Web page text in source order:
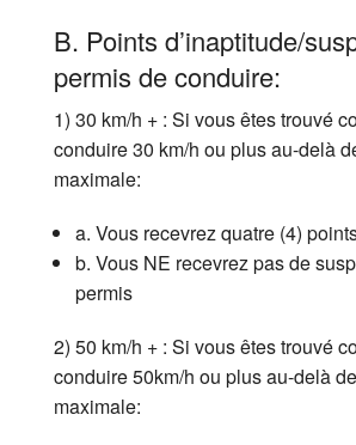
B. Points d’inaptitude/
permis de conduire:
1) 30 km/h + : Si vous êtes trouvé
conduire 30 km/h ou plus au-delà
maximale:
a. Vous recevrez quatre (4)
b. Vous NE recevrez pas de
permis
2) 50 km/h + : Si vous êtes trouvé
conduire 50km/h ou plus au-delà
maximale: